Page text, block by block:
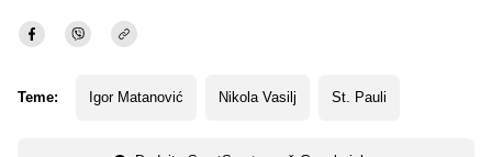
Teme: Igor Matanović Nikola Vasilj St. Pauli